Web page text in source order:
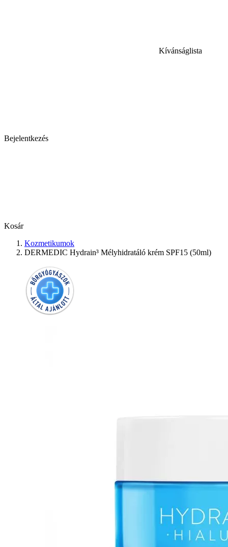
Kívánságlista
Bejelentkezés
Kosár
Kozmetikumok
DERMEDIC Hydrain³ Mélyhidratáló krém SPF15 (50ml)